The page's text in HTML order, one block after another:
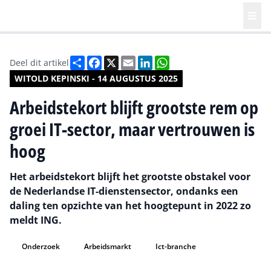
WITOLD KEPINSKI - 14 AUGUSTUS 2025
Deel dit artikel DeelFacebook
X EmailLinkedIn
Arbeidstekort blijft grootste rem op
groei IT-sector, maar vertrouwen is
hoog
Het arbeidstekort blijft het grootste obstakel voor
de Nederlandse IT-dienstensector, ondanks een
daling ten opzichte van het hoogtepunt in 2022 zo
meldt ING.
Onderzoek Arbeidsmarkt Ict-branche